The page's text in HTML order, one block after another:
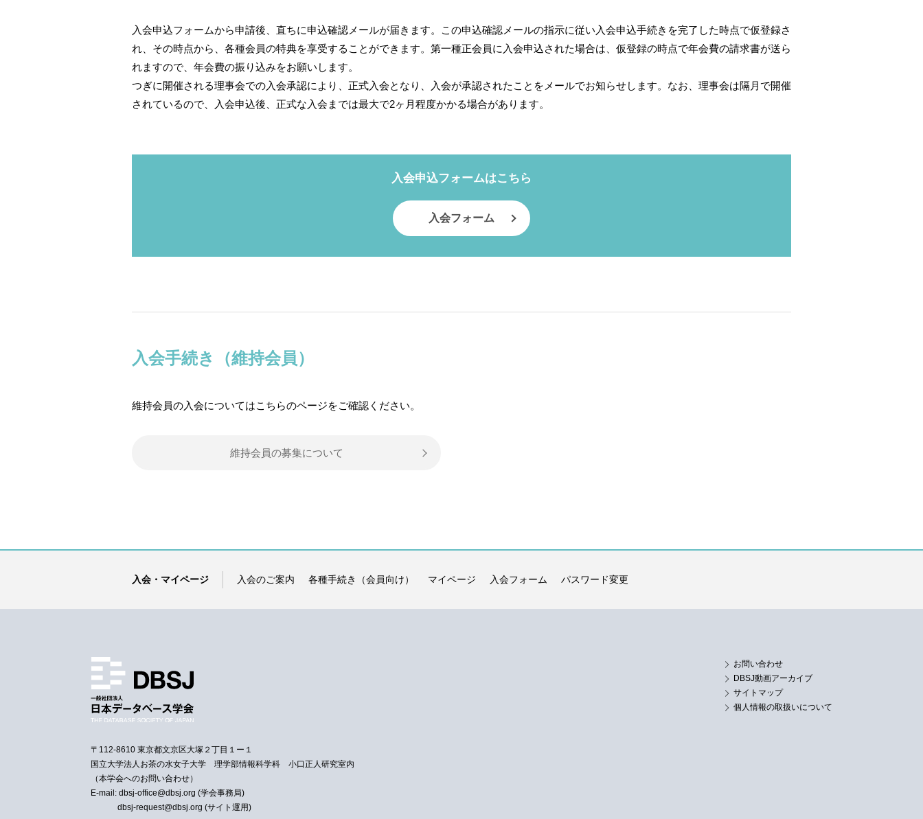
入会申込フォームから申請後、直ちに申込確認メールが届きます。この申込確認メールの指示に従い入会申込手続きを完了した時点で仮登録さ
れ、その時点から、各種会員の特典を享受することができます。第一種正会員に入会申込された場合は、仮登録の時点で年会費の請求書が送ら
れますので、年会費の振り込みをお願いします。
つぎに開催される理事会での入会承認により、正式入会となり、入会が承認されたことをメールでお知らせします。なお、理事会は隔月で開催
されているので、入会申込後、正式な入会までは最大で2ヶ月程度かかる場合があります。
入会申込フォームはこちら
入会フォーム
入会手続き（維持会員）
維持会員の入会についてはこちらのページをご確認ください。
維持会員の募集について
入会・マイページ 入会のご案内 各種手続き（会員向け） マイページ 入会フォーム パスワード変更
お問い合わせ
DBSJ動画アーカイブ
サイトマップ
個人情報の取扱いについて
〒112-8610 東京都文京区大塚２丁目１ー１
国立大学法人お茶の水女子大学 理学部情報科学科 小口正人研究室内
（本学会へのお問い合わせ）
E-mail: dbsj-office@dbsj.org (学会事務局)
dbsj-request@dbsj.org (サイト運用)